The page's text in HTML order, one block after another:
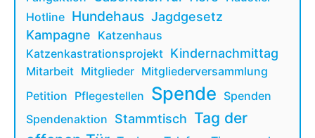
Hotline Hundehaus Jagdgesetz
Kampagne Katzenhaus
Katzenkastrationsprojekt Kindernachmittag
Mitarbeit Mitglieder Mitgliederversammlung
Petition Pflegestellen Spende Spenden
Spendenaktion Stammtisch Tag der